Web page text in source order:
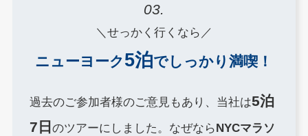
03.
＼せっかく行くなら／
ニューヨーク5泊でしっかり満喫！
過去のご参加者様のご意見もあり、当社は5泊
7日のツアーにしました。なぜならNYCマラソ